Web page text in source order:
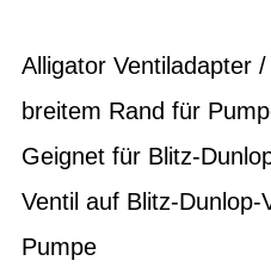
Alligator Ventiladapter
breitem Rand für
Geignet für Blitz-
Ventil auf Blitz-Dunlop-
Pumpe